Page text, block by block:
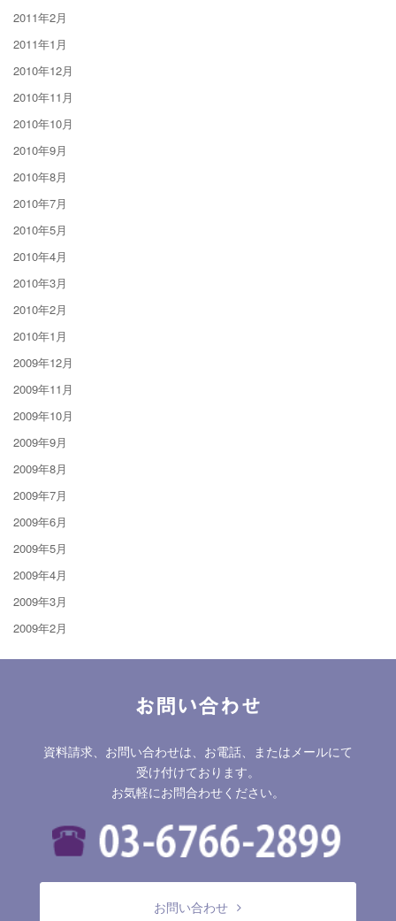
2011年2月
2011年1月
2010年12月
2010年11月
2010年10月
2010年9月
2010年8月
2010年7月
2010年5月
2010年4月
2010年3月
2010年2月
2010年1月
2009年12月
2009年11月
2009年10月
2009年9月
2009年8月
2009年7月
2009年6月
2009年5月
2009年4月
2009年3月
2009年2月
お問い合わせ
資料請求、お問い合わせは、お電話、またはメールにて
受け付けております。
お気軽にお問合わせください。
お問い合わせ